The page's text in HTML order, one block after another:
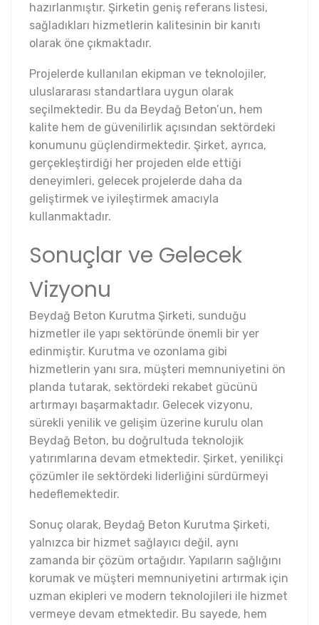
hazırlanmıştır. Şirketin geniş referans listesi,
sağladıkları hizmetlerin kalitesinin bir kanıtı
olarak öne çıkmaktadır.
Projelerde kullanılan ekipman ve teknolojiler,
uluslararası standartlara uygun olarak
seçilmektedir. Bu da Beydağ Beton’un, hem
kalite hem de güvenilirlik açısından sektördeki
konumunu güçlendirmektedir. Şirket, ayrıca,
gerçekleştirdiği her projeden elde ettiği
deneyimleri, gelecek projelerde daha da
geliştirmek ve iyileştirmek amacıyla
kullanmaktadır.
Sonuçlar ve Gelecek
Vizyonu
Beydağ Beton Kurutma Şirketi, sunduğu
hizmetler ile yapı sektöründe önemli bir yer
edinmiştir. Kurutma ve ozonlama gibi
hizmetlerin yanı sıra, müşteri memnuniyetini ön
planda tutarak, sektördeki rekabet gücünü
artırmayı başarmaktadır. Gelecek vizyonu,
sürekli yenilik ve gelişim üzerine kurulu olan
Beydağ Beton, bu doğrultuda teknolojik
yatırımlarına devam etmektedir. Şirket, yenilikçi
çözümler ile sektördeki liderliğini sürdürmeyi
hedeflemektedir.
Sonuç olarak, Beydağ Beton Kurutma Şirketi,
yalnızca bir hizmet sağlayıcı değil, aynı
zamanda bir çözüm ortağıdır. Yapıların sağlığını
korumak ve müşteri memnuniyetini artırmak için
uzman ekipleri ve modern teknolojileri ile hizmet
vermeye devam etmektedir. Bu sayede, hem